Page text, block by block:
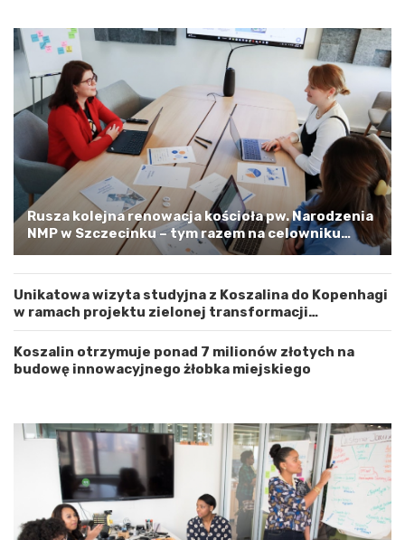
z
y
W
o
e
d
z
w
c
h
o
d
n
p
k
i
n
e
m
a
l
o
s
n
o
ś
ć
Rusza kolejna renowacja kościoła pw. Narodzenia
NMP w Szczecinku – tym razem na celowniku
zachodnia elewacja i główne wejście
Unikatowa wizyta studyjna z Koszalina do Kopenhagi
w ramach projektu zielonej transformacji
energetycznej
Koszalin otrzymuje ponad 7 milionów złotych na
budowę innowacyjnego żłobka miejskiego